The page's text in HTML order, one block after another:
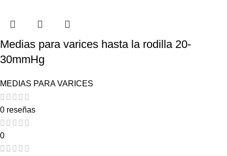
Medias para varices hasta la rodilla 20-
30mmHg
MEDIAS PARA VARICES
0 reseñas
0